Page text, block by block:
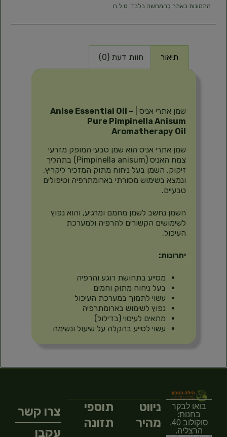
התמונות באתר להמחשה בלבד. ט.ל.ח
תיאור חוות דעת (0)
שמן אתרי אניס | Anise Essential Oil –
Pure Pimpinella Anisum
Aromatherapy Oil
שמן אתרי אניס הוא שמן טבעי המופק מזרעי
צמח האניס (Pimpinella anisum) בתהליך
זיקוק. השמן בעל ניחוח מתוק המזכיר ליקריץ,
ונמצא בשימוש מסורתי בארומתרפיה וטיפולים
טבעיים.
השמן נחשב לשמן מחמם ומרגיע, והוא נפוץ
לשימושים הקשורים להרפיה ולמערכת
העיכול.
יתרונות:
מסייע בתחושת רוגע והרפיה
בעל ניחוח מתוק וחמים
עשוי לתמוך במערכת העיכול
נפוץ לשימוש בארומתרפיה
מתאים לעיסוי (בדילול)
עשוי לסייע בהקלה על שיעול ונשימה
בואו לבקר
בחנות:
סוקולוב 40,
הרצליה.
ניווט
מהיר
תוספי
תזונה
צרו קשר
עקבו